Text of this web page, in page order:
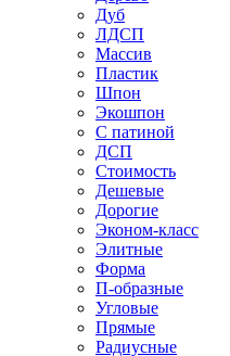
Дуб
ЛДСП
Массив
Пластик
Шпон
Экошпон
С патиной
ДСП
Стоимость
Дешевые
Дорогие
Эконом-класс
Элитные
Форма
П-образные
Угловые
Прямые
Радиусные